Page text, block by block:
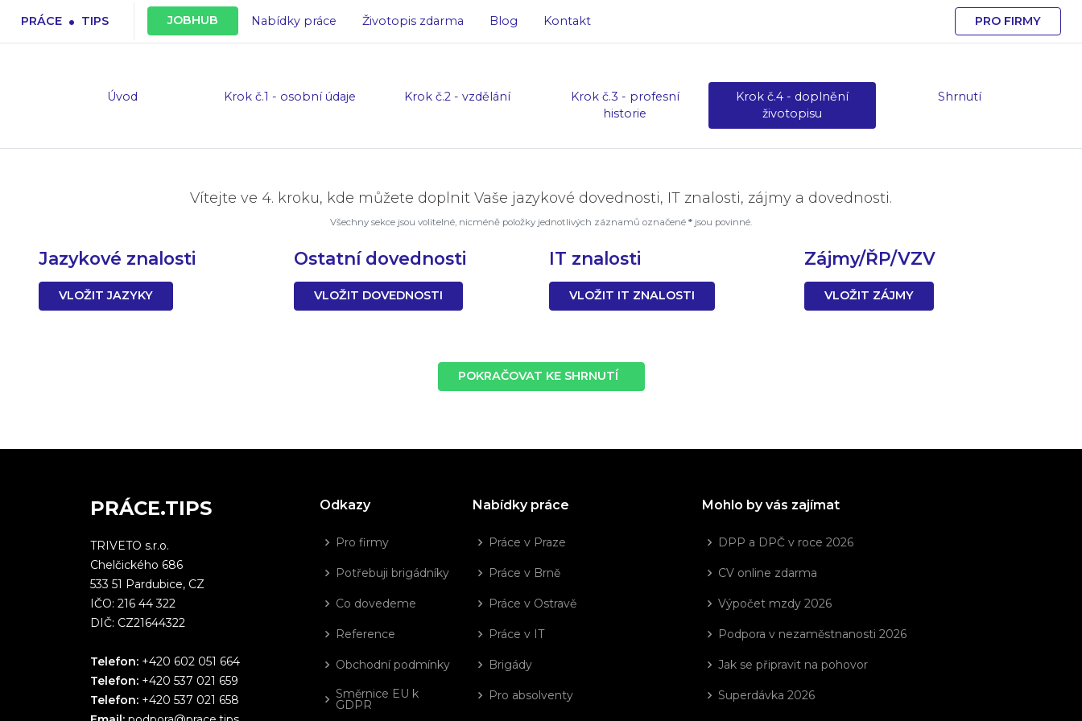
PRÁCE . TIPS JOBHUB Nabídky práce Životopis zdarma Blog Kontakt PRO FIRMY
Úvod Krok č.1 - osobní údaje Krok č.2 - vzdělání
Krok č.3 - profesní
historie
Krok č.4 - doplnění
životopisu
Shrnutí
Vítejte ve 4. kroku, kde můžete doplnit Vaše jazykové dovednosti, IT znalosti, zájmy a dovednosti.
Všechny sekce jsou volitelné, nicméně položky jednotlivých záznamů označené * jsou povinné.
Jazykové znalosti
VLOŽIT JAZYKY
Ostatní dovednosti
VLOŽIT DOVEDNOSTI
IT znalosti
VLOŽIT IT ZNALOSTI
Zájmy/ŘP/VZV
VLOŽIT ZÁJMY
POKRAČOVAT KE SHRNUTÍ
PRÁCE.TIPS
TRIVETO s.r.o.
Chelčického 686
533 51 Pardubice, CZ
IČO: 216 44 322
DIČ: CZ21644322
Telefon: +420 602 051 664
Telefon: +420 537 021 659
Telefon: +420 537 021 658
Odkazy
Pro firmy
Potřebuji brigádníky
Co dovedeme
Reference
Obchodní podmínky
Směrnice EU k
GDPR
Nabídky práce
Práce v Praze
Práce v Brně
Práce v Ostravě
Práce v IT
Brigády
Pro absolventy
Mohlo by vás zajímat
DPP a DPČ v roce 2026
CV online zdarma
Výpočet mzdy 2026
Podpora v nezaměstnanosti 2026
Jak se připravit na pohovor
Superdávka 2026